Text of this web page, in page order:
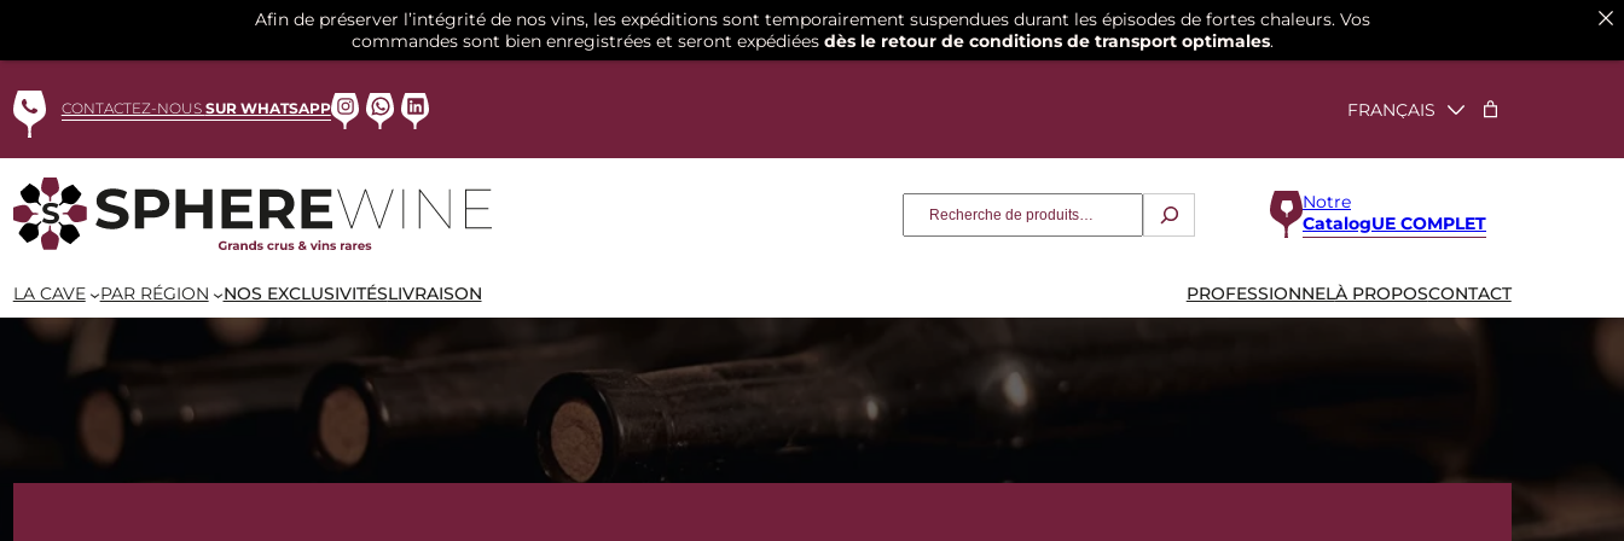
au
contenuCONTACTEZ-NOUS SUR WHATSAPPInstagram
WhatsApp
LinkedIn
Notre
CatalogUE COMPLET
LA CAVE PAR RÉGION NOS EXCLUSIVITÉSLIVRAISON PROFESSIONNELÀ PROPOSCONTACT
Afin de préserver l’intégrité de nos vins, les expéditions sont temporairement suspendues durant les épisodes de fortes chaleurs. Vos
commandes sont bien enregistrées et seront expédiées dès le retour de conditions de transport optimales.